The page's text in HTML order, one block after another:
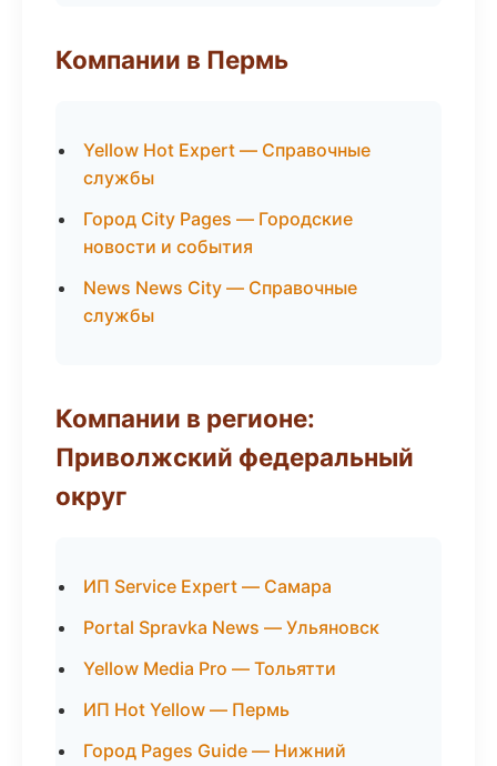
Компании в Пермь
Yellow Hot Expert — Справочные
службы
Город City Pages — Городские
новости и события
News News City — Справочные
службы
Компании в регионе:
Приволжский федеральный
округ
ИП Service Expert — Самара
Portal Spravka News — Ульяновск
Yellow Media Pro — Тольятти
ИП Hot Yellow — Пермь
Город Pages Guide — Нижний